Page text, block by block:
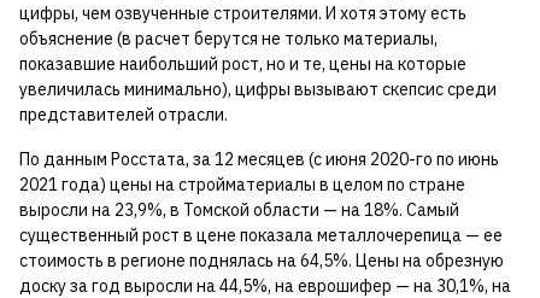
цифры, чем озвученные строителями. И хотя этому есть
объяснение (в расчет берутся не только материалы,
показавшие наибольший рост, но и те, цены на которые
увеличилась минимально), цифры вызывают скепсис среди
представителей отрасли.
По данным Росстата, за 12 месяцев (с июня 2020-го по июнь
2021 года) цены на стройматериалы в целом по стране
выросли на 23,9%, в Томской области — на 18%. Самый
существенный рост в цене показала металлочерепица — ее
стоимость в регионе поднялась на 64,5%. Цены на обрезную
доску за год выросли на 44,5%, на еврошифер — на 30,1%, на